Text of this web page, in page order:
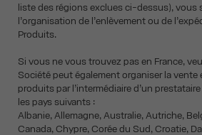
liste des régions exclues ci-dessus), vous
l’organisation de l’enlèvement ou de
Produits.
Si vous ne vous trouvez pas en France,
Société peut également organiser la vente
produits par l’intermédiaire d’un
les pays suivants :
Albanie, Allemagne, Australie, Autriche,
Canada, Chypre, Corée du Sud, Croatie,